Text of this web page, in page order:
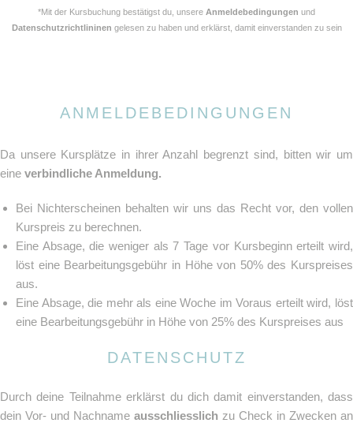
*Mit der Kursbuchung bestätigst du, unsere Anmeldebedingungen und
Datenschutzrichtlininen gelesen zu haben und erklärst, damit einverstanden zu sein
ANMELDEBEDINGUNGEN
Da unsere Kursplätze in ihrer Anzahl begrenzt sind, bitten wir um
eine verbindliche Anmeldung.
Bei Nichterscheinen behalten wir uns das Recht vor, den vollen
Kurspreis zu berechnen.
Eine Absage, die weniger als 7 Tage vor Kursbeginn erteilt wird,
löst eine Bearbeitungsgebühr in Höhe von 50% des Kurspreises
aus.
Eine Absage, die mehr als eine Woche im Voraus erteilt wird, löst
eine Bearbeitungsgebühr in Höhe von 25% des Kurspreises aus
DATENSCHUTZ
Durch deine Teilnahme erklärst du dich damit einverstanden, dass
dein Vor- und Nachname ausschliesslich zu Check in Zwecken an